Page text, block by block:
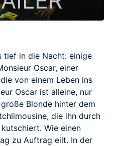
tief in die Nacht: einige
Oscar, einer
von einem Leben ins
Oscar ist alleine, nur
Blonde hinter dem
die ihn durch
Wie einen
zu Auftrag eilt. In der